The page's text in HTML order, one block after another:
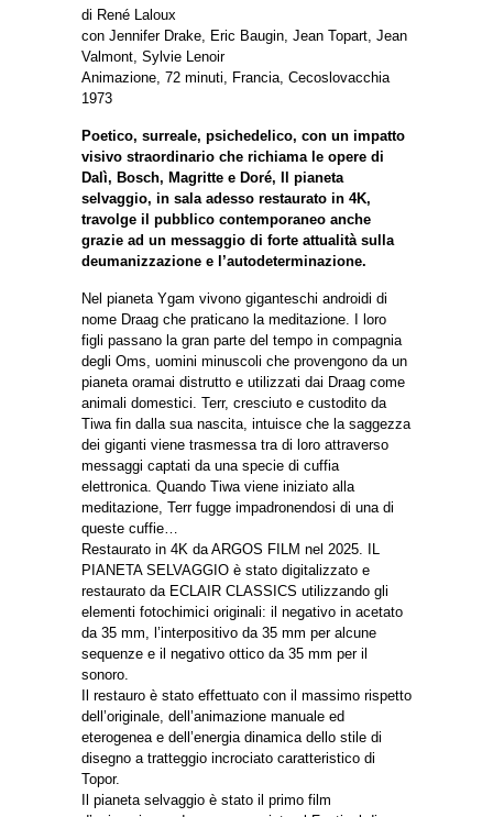
di René Laloux
con Jennifer Drake, Eric Baugin, Jean Topart, Jean
Valmont, Sylvie Lenoir
Animazione, 72 minuti, Francia, Cecoslovacchia
1973
Poetico, surreale, psichedelico, con un impatto
visivo straordinario che richiama le opere di
Dalì, Bosch, Magritte e Doré, Il pianeta
selvaggio, in sala adesso restaurato in 4K,
travolge il pubblico contemporaneo anche
grazie ad un messaggio di forte attualità sulla
deumanizzazione e l’autodeterminazione.
Nel pianeta Ygam vivono giganteschi androidi di
nome Draag che praticano la meditazione. I loro
figli passano la gran parte del tempo in compagnia
degli Oms, uomini minuscoli che provengono da un
pianeta oramai distrutto e utilizzati dai Draag come
animali domestici. Terr, cresciuto e custodito da
Tiwa fin dalla sua nascita, intuisce che la saggezza
dei giganti viene trasmessa tra di loro attraverso
messaggi captati da una specie di cuffia
elettronica. Quando Tiwa viene iniziato alla
meditazione, Terr fugge impadronendosi di una di
queste cuffie…
Restaurato in 4K da ARGOS FILM nel 2025. IL
PIANETA SELVAGGIO è stato digitalizzato e
restaurato da ECLAIR CLASSICS utilizzando gli
elementi fotochimici originali: il negativo in acetato
da 35 mm, l’interpositivo da 35 mm per alcune
sequenze e il negativo ottico da 35 mm per il
sonoro.
Il restauro è stato effettuato con il massimo rispetto
dell’originale, dell’animazione manuale ed
eterogenea e dell’energia dinamica dello stile di
disegno a tratteggio incrociato caratteristico di
Topor.
Il pianeta selvaggio è stato il primo film